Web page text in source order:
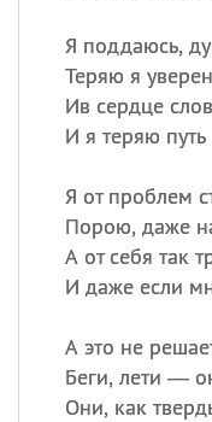
Я поддаюсь,
Теряю я
Ив сердце
И я теряю путь
Я от проблем
Порою, даже
А от себя так
И даже если
А это не
Беги, лети —
Они, как